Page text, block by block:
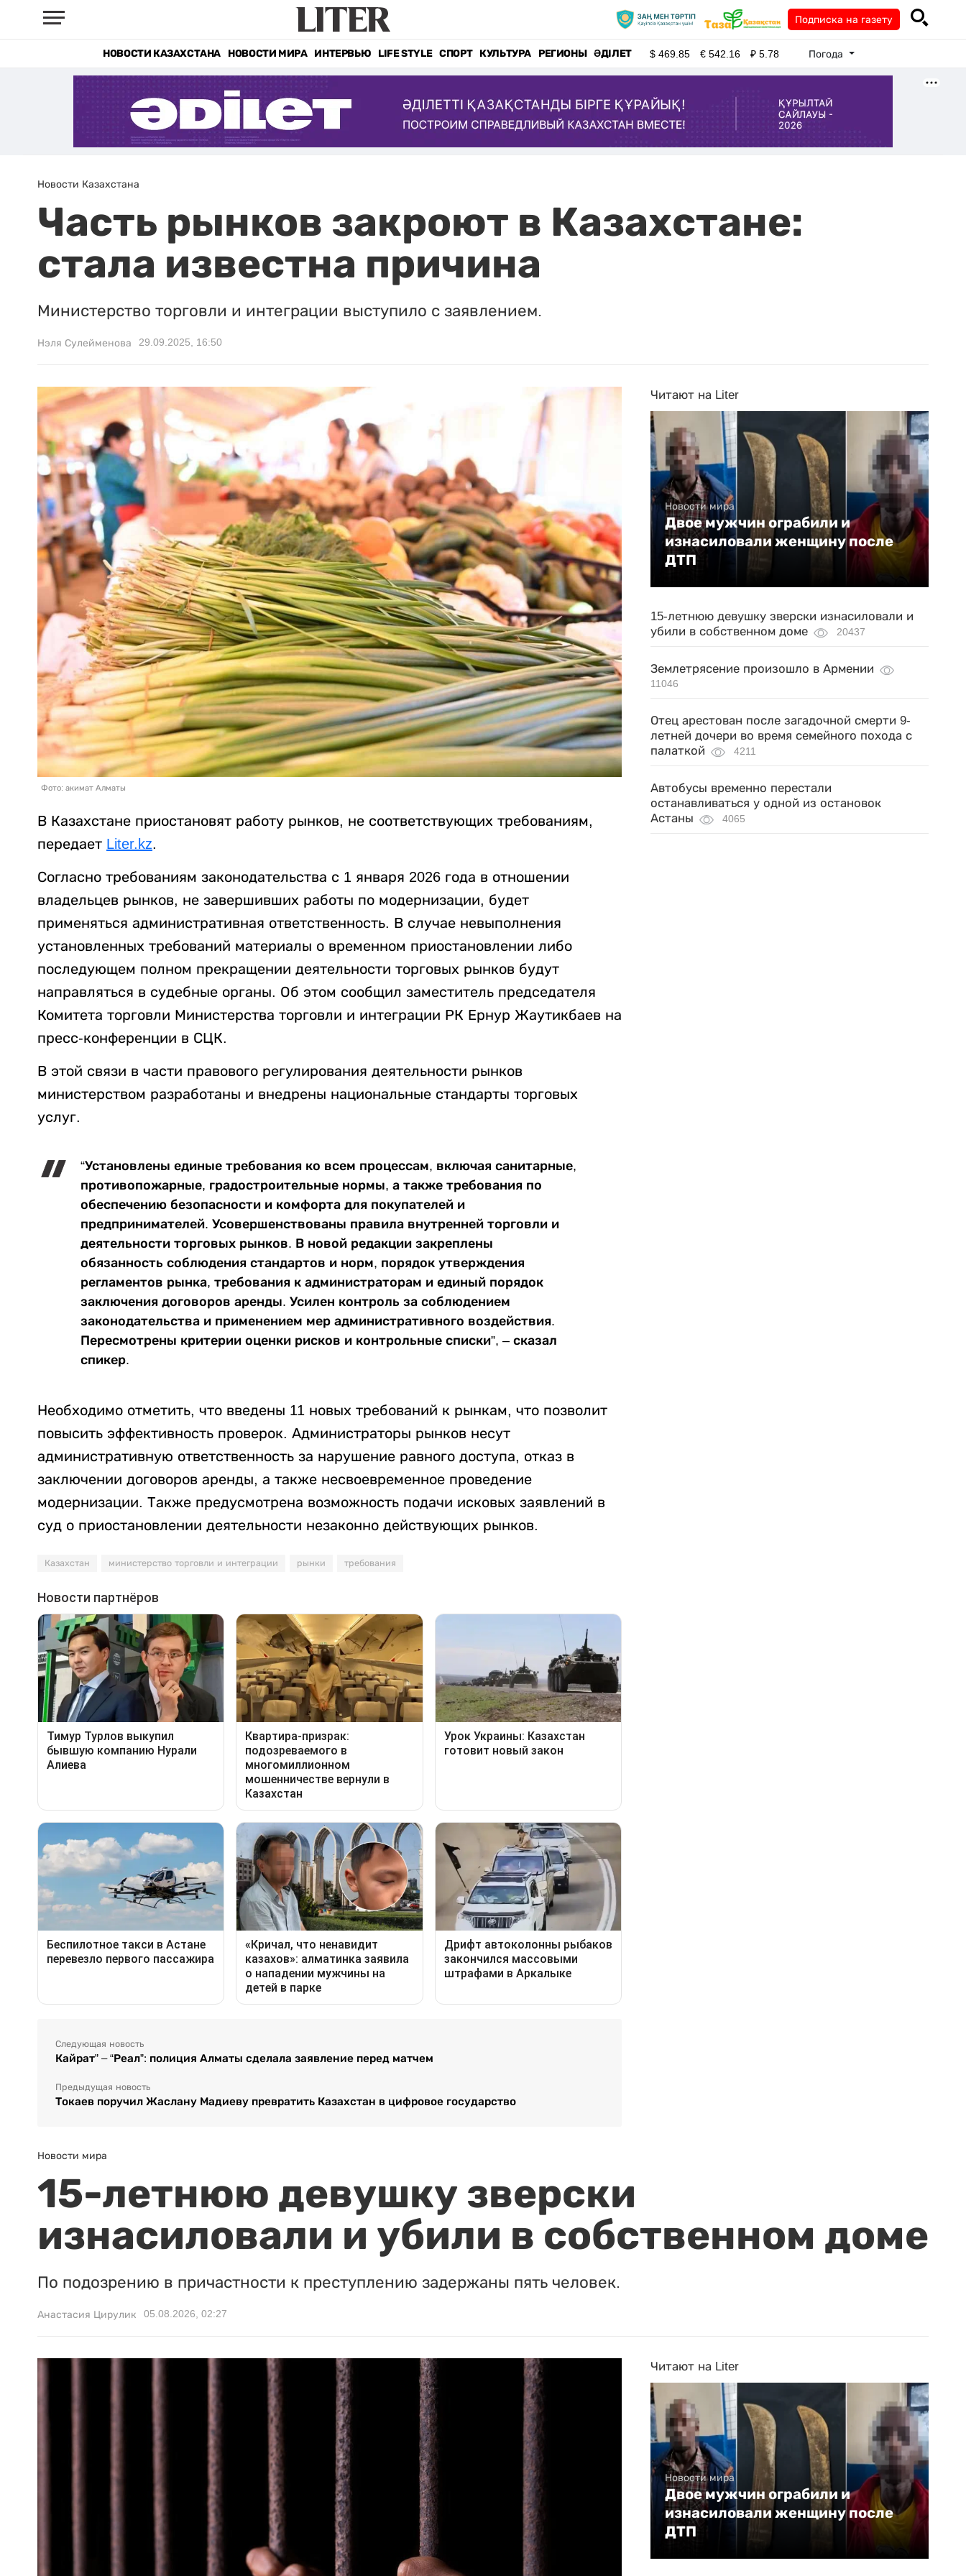
Подписка на газету
НОВОСТИ КАЗАХСТАНА НОВОСТИ МИРА ИНТЕРВЬЮ LIFE STYLE СПОРТ КУЛЬТУРА РЕГИОНЫ ӘДІЛЕТ $469.85 €542.16 ₽5.78 Погода
Новости Казахстана
Часть рынков закроют в Казахстане:
стала известна причина
Министерство торговли и интеграции выступило с заявлением.
Нэля Сулейменова 29.09.2025, 16:50
Фото: акимат Алматы
В Казахстане приостановят работу рынков, не соответствующих требованиям,
передает Liter.kz.
Согласно требованиям законодательства с 1 января 2026 года в отношении
владельцев рынков, не завершивших работы по модернизации, будет
применяться административная ответственность. В случае невыполнения
установленных требований материалы о временном приостановлении либо
последующем полном прекращении деятельности торговых рынков будут
направляться в судебные органы. Об этом сообщил заместитель председателя
Комитета торговли Министерства торговли и интеграции РК Ернур Жаутикбаев на
пресс-конференции в СЦК.
В этой связи в части правового регулирования деятельности рынков
министерством разработаны и внедрены национальные стандарты торговых
услуг.
“Установлены единые требования ко всем процессам, включая санитарные,
противопожарные, градостроительные нормы, а также требования по
обеспечению безопасности и комфорта для покупателей и
предпринимателей. Усовершенствованы правила внутренней торговли и
деятельности торговых рынков. В новой редакции закреплены
обязанность соблюдения стандартов и норм, порядок утверждения
регламентов рынка, требования к администраторам и единый порядок
заключения договоров аренды. Усилен контроль за соблюдением
законодательства и применением мер административного воздействия.
Пересмотрены критерии оценки рисков и контрольные списки”, – сказал
спикер.
Необходимо отметить, что введены 11 новых требований к рынкам, что позволит
повысить эффективность проверок. Администраторы рынков несут
административную ответственность за нарушение равного доступа, отказ в
заключении договоров аренды, а также несвоевременное проведение
модернизации. Также предусмотрена возможность подачи исковых заявлений в
суд о приостановлении деятельности незаконно действующих рынков.
Казахстан министерство торговли и интеграции рынки требования
Следующая новость
Кайрат” – “Реал”: полиция Алматы сделала заявление перед матчем
Предыдущая новость
Токаев поручил Жаслану Мадиеву превратить Казахстан в цифровое государство
Читают на Liter
Новости мира
Двое мужчин ограбили и
изнасиловали женщину после
ДТП
15-летнюю девушку зверски изнасиловали и
убили в собственном доме
20437
Землетрясение произошло в Армении
11046
Отец арестован после загадочной смерти 9-
летней дочери во время семейного похода с
палаткой
4211
Автобусы временно перестали
останавливаться у одной из остановок
Астаны
4065
Новости мира
15-летнюю девушку зверски
изнасиловали и убили в собственном доме
По подозрению в причастности к преступлению задержаны пять человек.
Анастасия Цирулик 05.08.2026, 02:27
Читают на Liter
Новости мира
Двое мужчин ограбили и
изнасиловали женщину после
ДТП